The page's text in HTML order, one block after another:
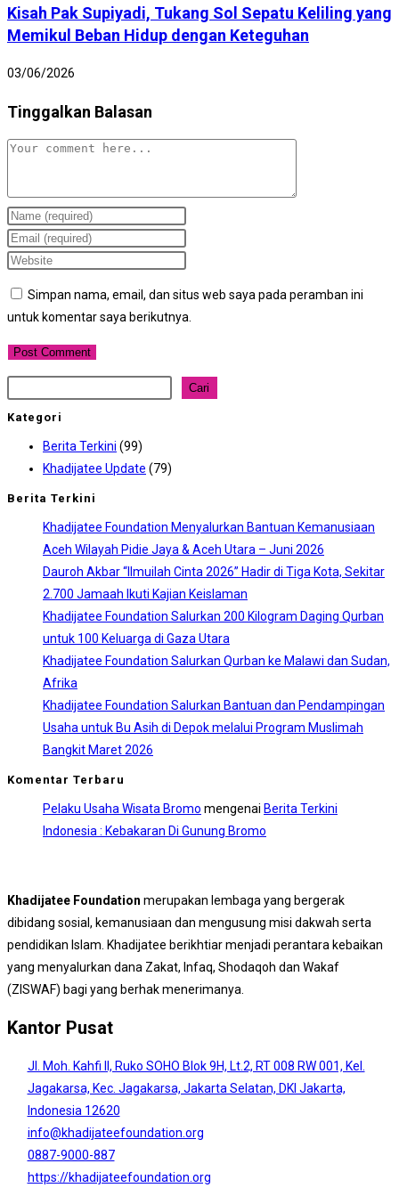
Kisah Pak Supiyadi, Tukang Sol Sepatu Keliling yang
Memikul Beban Hidup dengan Keteguhan
03/06/2026
Tinggalkan Balasan
Comment
Enter
your
name
username
to
comment
Enter
your
address
to
comment
Enter
website
URL
(optional)
Simpan nama, email, dan situs web saya pada peramban ini
untuk komentar saya berikutnya.
Cari
Kategori
Berita Terkini (99)
Khadijatee Update (79)
Berita Terkini
Khadijatee Foundation Menyalurkan Bantuan Kemanusiaan
Aceh Wilayah Pidie Jaya & Aceh Utara – Juni 2026
Dauroh Akbar “Ilmuilah Cinta 2026” Hadir di Tiga Kota, Sekitar
2.700 Jamaah Ikuti Kajian Keislaman
Khadijatee Foundation Salurkan 200 Kilogram Daging Qurban
untuk 100 Keluarga di Gaza Utara
Khadijatee Foundation Salurkan Qurban ke Malawi dan Sudan,
Afrika
Khadijatee Foundation Salurkan Bantuan dan Pendampingan
Usaha untuk Bu Asih di Depok melalui Program Muslimah
Bangkit Maret 2026
Komentar Terbaru
Pelaku Usaha Wisata Bromo mengenai Berita Terkini
Indonesia : Kebakaran Di Gunung Bromo
Khadijatee Foundation merupakan lembaga yang bergerak
dibidang sosial, kemanusiaan dan mengusung misi dakwah serta
pendidikan Islam. Khadijatee berikhtiar menjadi perantara kebaikan
yang menyalurkan dana Zakat, Infaq, Shodaqoh dan Wakaf
(ZISWAF) bagi yang berhak menerimanya.
Kantor Pusat
Jl. Moh. Kahfi II, Ruko SOHO Blok 9H, Lt.2, RT 008 RW 001, Kel.
Jagakarsa, Kec. Jagakarsa, Jakarta Selatan, DKI Jakarta,
Indonesia 12620
info@khadijateefoundation.org
0887-9000-887
https://khadijateefoundation.org